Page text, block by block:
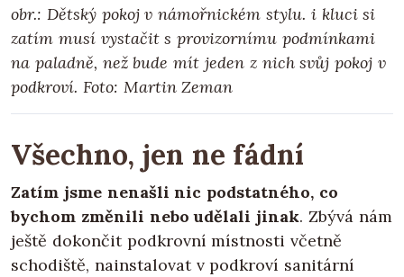
obr.: Dětský pokoj v námořnickém stylu. i kluci si
zatím musí vystačit s provizornímu podmínkami
na paladně, než bude mít jeden z nich svůj pokoj v
podkroví. Foto: Martin Zeman
Všechno, jen ne fádní
Zatím jsme nenašli nic podstatného, co
bychom změnili nebo udělali jinak. Zbývá nám
ještě dokončit podkrovní místnosti včetně
schodiště, nainstalovat v podkroví sanitární